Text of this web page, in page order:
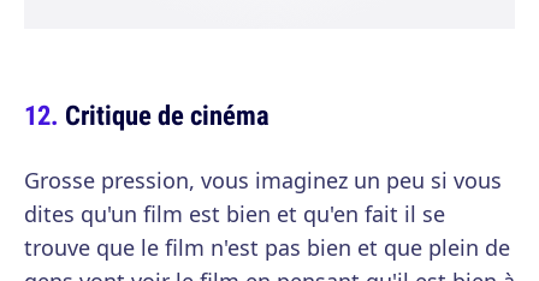
Critique de cinéma
Grosse pression, vous imaginez un peu si vous
dites qu'un film est bien et qu'en fait il se
trouve que le film n'est pas bien et que plein de